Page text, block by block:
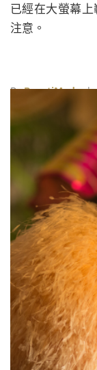
已經在大螢幕
注意。
ByBeautiMode|